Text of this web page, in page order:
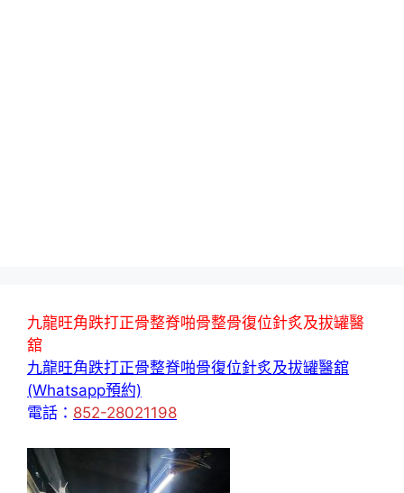
九龍旺角跌打正骨整脊啪骨整骨復位針炙及拔罐醫
舘
九龍旺角跌打正骨整脊啪骨復位針炙及拔罐醫舘
(Whatsapp預約)
電話： 852-28021198